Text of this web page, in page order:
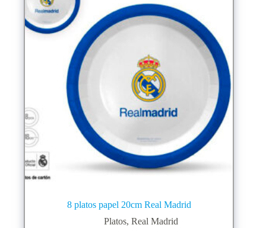
8 platos papel 20cm Real Madrid
Platos, Real Madrid